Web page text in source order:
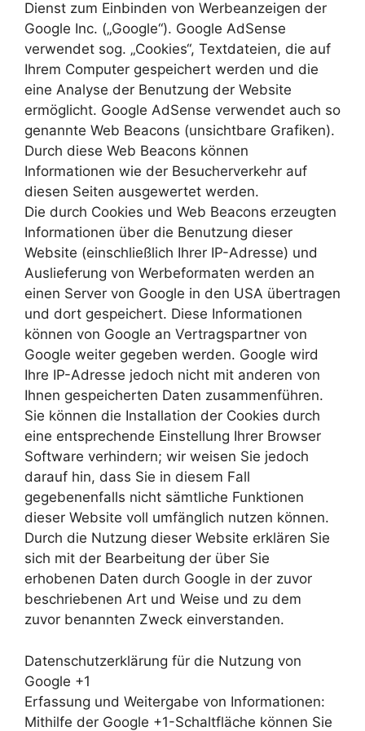
Dienst zum Einbinden von Werbeanzeigen der
Google Inc. („Google“). Google AdSense
verwendet sog. „Cookies“, Textdateien, die auf
Ihrem Computer gespeichert werden und die
eine Analyse der Benutzung der Website
ermöglicht. Google AdSense verwendet auch so
genannte Web Beacons (unsichtbare Grafiken).
Durch diese Web Beacons können
Informationen wie der Besucherverkehr auf
diesen Seiten ausgewertet werden.
Die durch Cookies und Web Beacons erzeugten
Informationen über die Benutzung dieser
Website (einschließlich Ihrer IP-Adresse) und
Auslieferung von Werbeformaten werden an
einen Server von Google in den USA übertragen
und dort gespeichert. Diese Informationen
können von Google an Vertragspartner von
Google weiter gegeben werden. Google wird
Ihre IP-Adresse jedoch nicht mit anderen von
Ihnen gespeicherten Daten zusammenführen.
Sie können die Installation der Cookies durch
eine entsprechende Einstellung Ihrer Browser
Software verhindern; wir weisen Sie jedoch
darauf hin, dass Sie in diesem Fall
gegebenenfalls nicht sämtliche Funktionen
dieser Website voll umfänglich nutzen können.
Durch die Nutzung dieser Website erklären Sie
sich mit der Bearbeitung der über Sie
erhobenen Daten durch Google in der zuvor
beschriebenen Art und Weise und zu dem
zuvor benannten Zweck einverstanden.
Datenschutzerklärung für die Nutzung von
Google +1
Erfassung und Weitergabe von Informationen:
Mithilfe der Google +1-Schaltfläche können Sie